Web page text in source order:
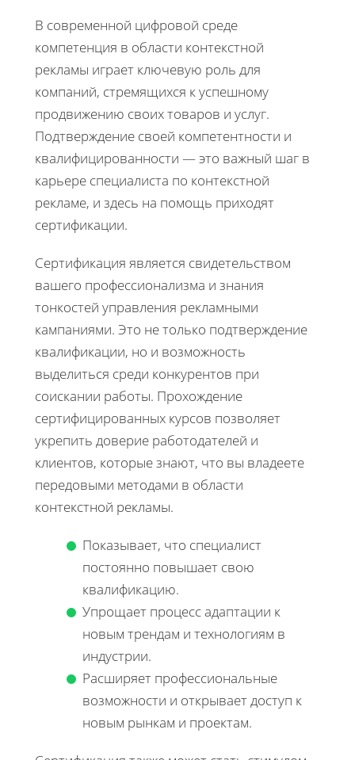
В современной цифровой среде
компетенция в области контекстной
рекламы играет ключевую роль для
компаний, стремящихся к успешному
продвижению своих товаров и услуг.
Подтверждение своей компетентности и
квалифицированности — это важный шаг в
карьере специалиста по контекстной
рекламе, и здесь на помощь приходят
сертификации.
Сертификация является свидетельством
вашего профессионализма и знания
тонкостей управления рекламными
кампаниями. Это не только подтверждение
квалификации, но и возможность
выделиться среди конкурентов при
соискании работы. Прохождение
сертифицированных курсов позволяет
укрепить доверие работодателей и
клиентов, которые знают, что вы владеете
передовыми методами в области
контекстной рекламы.
Показывает, что специалист
постоянно повышает свою
квалификацию.
Упрощает процесс адаптации к
новым трендам и технологиям в
индустрии.
Расширяет профессиональные
возможности и открывает доступ к
новым рынкам и проектам.